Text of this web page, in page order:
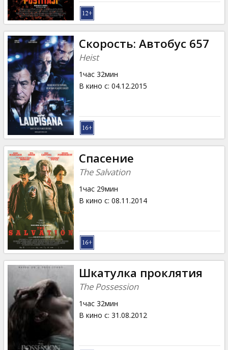
Скорость: Автобус 657
Heist
1час 32мин
В кино с: 04.12.2015
Спасение
The Salvation
1час 29мин
В кино с: 08.11.2014
Шкатулка проклятия
The Possession
1час 32мин
В кино с: 31.08.2012